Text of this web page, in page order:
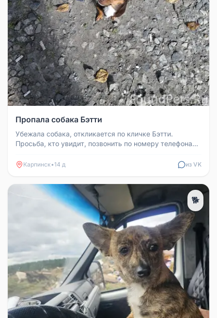
Пропала собака Бэтти
Убежала собака, откликается по кличке Бэтти.
Просьба, кто увидит, позвонить по номеру телефона
Карпинск•14 д из VK
🐕